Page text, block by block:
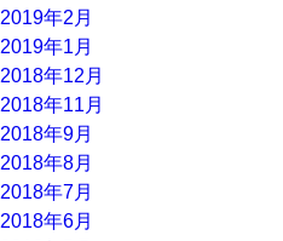
2019年2月
2019年1月
2018年12月
2018年11月
2018年9月
2018年8月
2018年7月
2018年6月